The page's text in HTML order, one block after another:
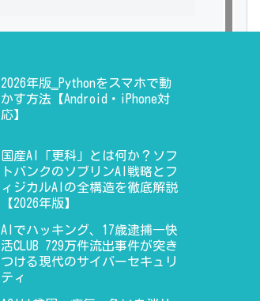
2026年版‗Pythonをスマホで動
かす方法【Android・iPhone対
応】
国産AI「更科」とは何か？ソフ
トバンクのソブリンAI戦略とフ
ィジカルAIの全構造を徹底解説
【2026年版】
AIでハッキング、17歳逮捕―快
活CLUB 729万件流出事件が突き
つける現代のサイバーセキュリ
ティ